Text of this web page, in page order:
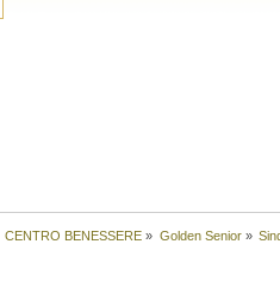
CENTRO BENESSERE » Golden Senior»